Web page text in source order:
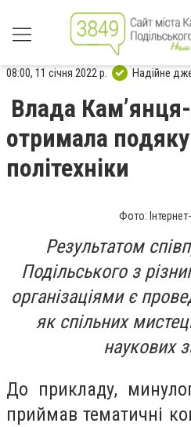
08:00, 11 січня 2022 р. Надійне
Влада
отримала подяку
політехніки
Фото:
Результатом
Подільського з
організаціями є
як спільних
наукових
До прикладу,
приймав тематичні